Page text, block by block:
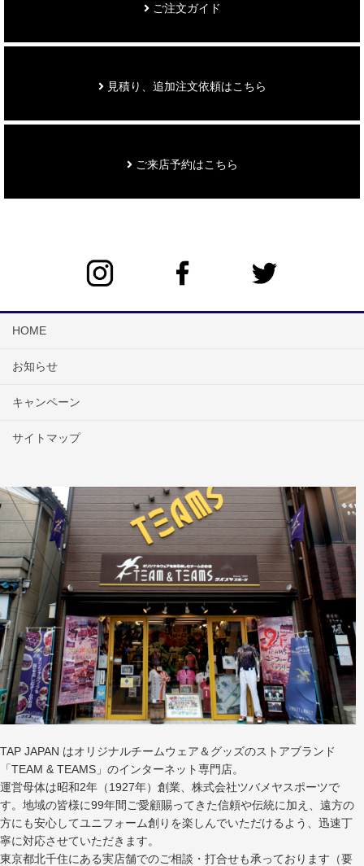
ご注文ガイド
見積り、追加注文依頼はこちら
ご来店予約はこちら
HOME
お知らせ
キャンペーン
サイトマップ
TAP JAPAN はオリジナルチームウェア＆グッズのストアブランド
「TEAM & TEAMS」のインターネット専門店。
運営母体は昭和2年（1927年）創業、株式会社ツバメヤスポーツで
す。地域の皆様に99年間ご愛顧賜ってきた信頼や伝統に加え、遠方の
方にも安心してユニフォーム創りを楽しんでいただけるよう、迅速丁
寧に対応させていただきます。
東京都北千住にある実店舗でのご相談・打合せも承っております（要